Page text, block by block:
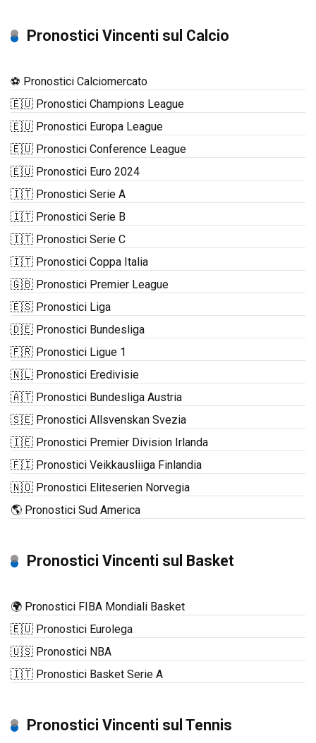
Pronostici Vincenti sul Calcio
⚽ Pronostici Calciomercato
🇪🇺 Pronostici Champions League
🇪🇺 Pronostici Europa League
🇪🇺 Pronostici Conference League
🇪🇺 Pronostici Euro 2024
🇮🇹 Pronostici Serie A
🇮🇹 Pronostici Serie B
🇮🇹 Pronostici Serie C
🇮🇹 Pronostici Coppa Italia
🇬🇧 Pronostici Premier League
🇪🇸 Pronostici Liga
🇩🇪 Pronostici Bundesliga
🇫🇷 Pronostici Ligue 1
🇳🇱 Pronostici Eredivisie
🇦🇹 Pronostici Bundesliga Austria
🇸🇪 Pronostici Allsvenskan Svezia
🇮🇪 Pronostici Premier Division Irlanda
🇫🇮 Pronostici Veikkausliiga Finlandia
🇳🇴 Pronostici Eliteserien Norvegia
🌎 Pronostici Sud America
Pronostici Vincenti sul Basket
🌍 Pronostici FIBA Mondiali Basket
🇪🇺 Pronostici Eurolega
🇺🇸 Pronostici NBA
🇮🇹 Pronostici Basket Serie A
Pronostici Vincenti sul Tennis